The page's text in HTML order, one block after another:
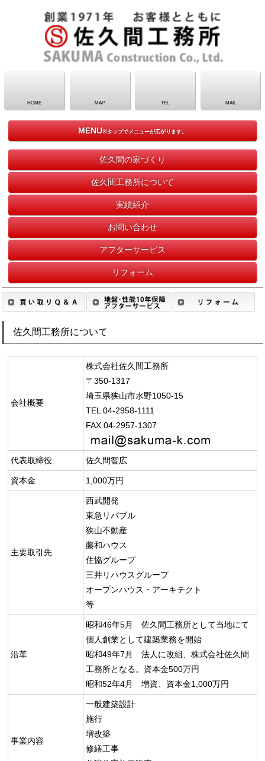
HOME MAP TEL MAIL
MENU※タップでメニューが広がります。
佐久間の家づくり
佐久間工務所について
実績紹介
お問い合わせ
アフターサービス
リフォーム
佐久間工務所について
会社概要
株式会社佐久間工務所
〒350-1317
埼玉県狭山市水野1050-15
TEL 04-2958-1111
FAX 04-2957-1307
代表取締役 佐久間智広
資本金 1,000万円
主要取引先
西武開発
東急リバブル
狭山不動産
藤和ハウス
住協グループ
三井リハウスグループ
オープンハウス・アーキテクト
等
沿革
昭和46年5月 佐久間工務所として当地にて
個人創業として建築業務を開始
昭和49年7月 法人に改組、株式会社佐久間
工務所となる。資本金500万円
昭和52年4月 増資、資本金1,000万円
事業内容
一般建築設計
施行
増改築
修繕工事